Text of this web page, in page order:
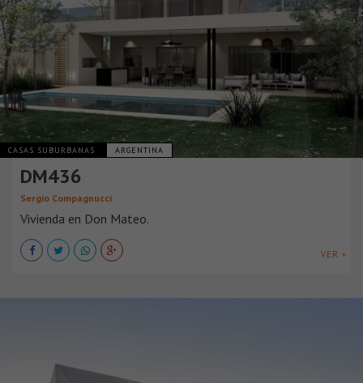
CASAS SUBURBANAS ARGENTINA
DM436
Sergio Compagnucci
Vivienda en Don Mateo.
VER +